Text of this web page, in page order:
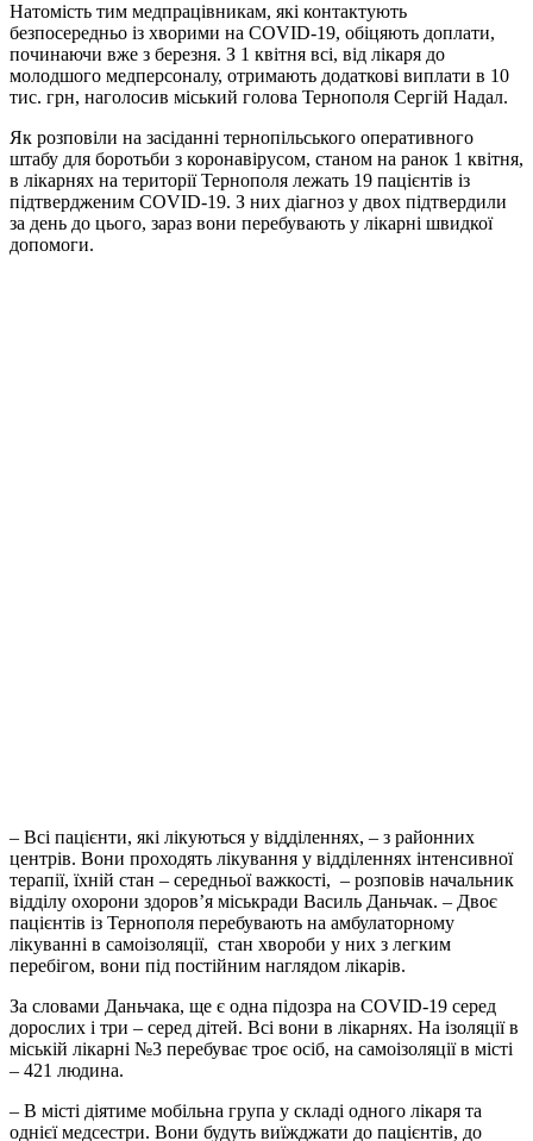
Натомість тим медпрацівникам, які контактують
безпосередньо із хворими на COVID-19, обіцяють доплати,
починаючи вже з березня. З 1 квітня всі, від лікаря до
молодшого медперсоналу, отримають додаткові виплати в 10
тис. грн, наголосив міський голова Тернополя Сергій Надал.
Як розповіли на засіданні тернопільського оперативного
штабу для боротьби з коронавірусом, станом на ранок 1 квітня,
в лікарнях на території Тернополя лежать 19 пацієнтів із
підтвердженим COVID-19. З них діагноз у двох підтвердили
за день до цього, зараз вони перебувають у лікарні швидкої
допомоги.
– Всі пацієнти, які лікуються у відділеннях, – з районних
центрів. Вони проходять лікування у відділеннях інтенсивної
терапії, їхній стан – середньої важкості, – розповів начальник
відділу охорони здоров’я міськради Василь Даньчак. – Двоє
пацієнтів із Тернополя перебувають на амбулаторному
лікуванні в самоізоляції, стан хвороби у них з легким
перебігом, вони під постійним наглядом лікарів.
За словами Даньчака, ще є одна підозра на COVID-19 серед
дорослих і три – серед дітей. Всі вони в лікарнях. На ізоляції в
міській лікарні №3 перебуває троє осіб, на самоізоляції в місті
– 421 людина.
– В місті діятиме мобільна група у складі одного лікаря та
однієї медсестри. Вони будуть виїжджати до пацієнтів, до